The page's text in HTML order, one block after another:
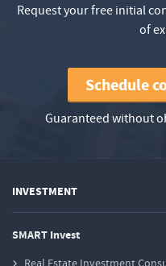
Request your free initial
of
Schedule
Guaranteed without
INVESTMENT
SMART Invest
Real Estate Investment